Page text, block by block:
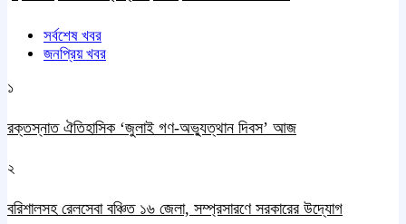
সর্বশেষ খবর
জনপ্রিয় খবর
১
রক্তস্নাত ঐতিহাসিক ‌‘জুলাই গণ-অভ্যুত্থান দিবস’ আজ
২
বরিশালসহ রেলসেবা বঞ্চিত ১৬ জেলা, সম্প্রসারণে সরকারের উদ্যোগ